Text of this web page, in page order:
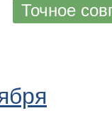
Точное